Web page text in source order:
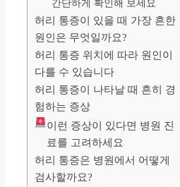
간단하게 확인해 보세요
허리 통증이 있을 때 가장 흔한
원인은 무엇일까요?
허리 통증 위치에 따라 원인이
다를 수 있습니다
허리 통증이 나타날 때 흔히 경
험하는 증상
이런 증상이 있다면 병원 진
료를 고려하세요
허리 통증은 병원에서 어떻게
검사할까요?